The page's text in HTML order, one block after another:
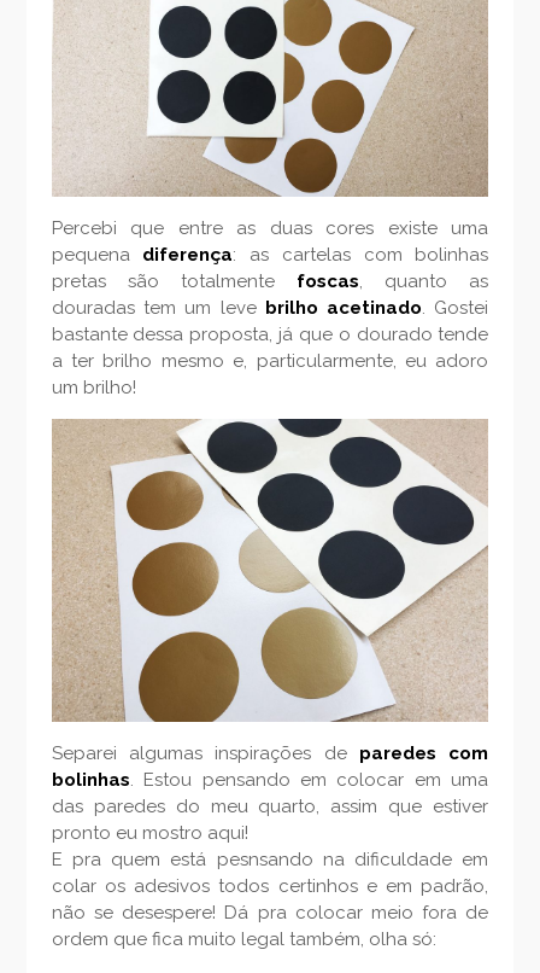
Percebi que entre as duas cores existe uma
pequena diferença: as cartelas com bolinhas
pretas são totalmente foscas, quanto as
douradas tem um levebrilho acetinado. Gostei
bastante dessa proposta, já que o dourado tende
a ter brilho mesmo e, particularmente, eu adoro
um brilho!
Separei algumas inspirações de paredes com
bolinhas. Estou pensando em colocar em uma
das paredes do meu quarto, assim que estiver
pronto eu mostro aqui!
E pra quem está pesnsando na dificuldade em
colar os adesivos todos certinhos e em padrão,
não se desespere! Dá pra colocar meio fora de
ordem que fica muito legal também, olha só: